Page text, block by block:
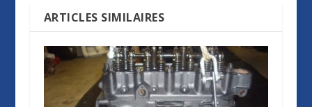
ARTICLES SIMILAIRES